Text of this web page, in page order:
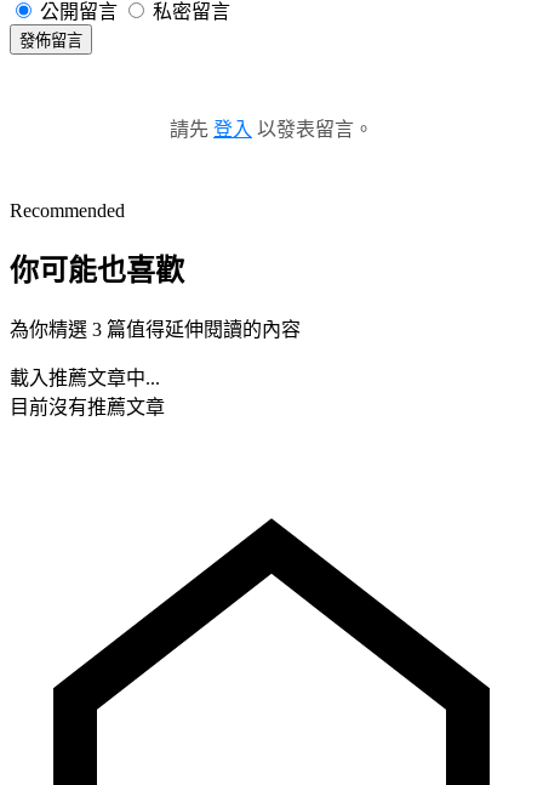
公開留言 私密留言
發佈留言
請先 登入 以發表留言。
Recommended
你可能也喜歡
為你精選 3 篇值得延伸閱讀的內容
載入推薦文章中...
目前沒有推薦文章